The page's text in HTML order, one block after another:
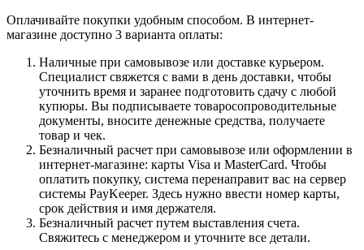
Оплачивайте покупки удобным способом. В интернет-
магазине доступно 3 варианта оплаты:
Наличные при самовывозе или доставке курьером.
Специалист свяжется с вами в день доставки, чтобы
уточнить время и заранее подготовить сдачу с любой
купюры. Вы подписываете товаросопроводительные
документы, вносите денежные средства, получаете
товар и чек.
Безналичный расчет при самовывозе или оформлении в
интернет-магазине: карты Visa и MasterCard. Чтобы
оплатить покупку, система перенаправит вас на сервер
системы PayKeeper. Здесь нужно ввести номер карты,
срок действия и имя держателя.
Безналичный расчет путем выставления счета.
Свяжитесь с менеджером и уточните все детали.